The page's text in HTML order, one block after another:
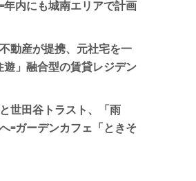
年内にも城南エリアで計画
動産が提携、元社宅を一
遊」融合型の賃貸レジデン
世田谷トラスト、「雨
=ガーデンカフェ「ときそ